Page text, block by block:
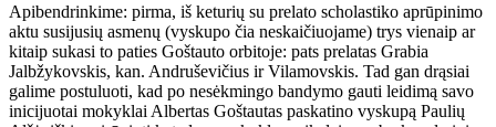
Apibendrinkime: pirma, iš keturių su prelato scholastiko aprūpinimo
aktu susijusių asmenų (vyskupo čia neskaičiuojame) trys vienaip ar
kitaip sukasi to paties Goštauto orbitoje: pats prelatas Grabia
Jalbžykovskis, kan. Andruševičius ir Vilamovskis. Tad gan drąsiai
galime postuluoti, kad po nesėkmingo bandymo gauti leidimą savo
inicijuotai mokyklai Albertas Goštautas paskatino vyskupą Paulių